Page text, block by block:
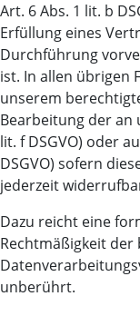
Art. 6 Abs. 1 lit. b
Erfüllung eines
Durchführung
ist. In allen übrigen
unserem
Bearbeitung der an
lit. f DSGVO) oder
DSGVO) sofern
jederzeit
Dazu reicht eine
Rechtmäßigkeit
unberührt.